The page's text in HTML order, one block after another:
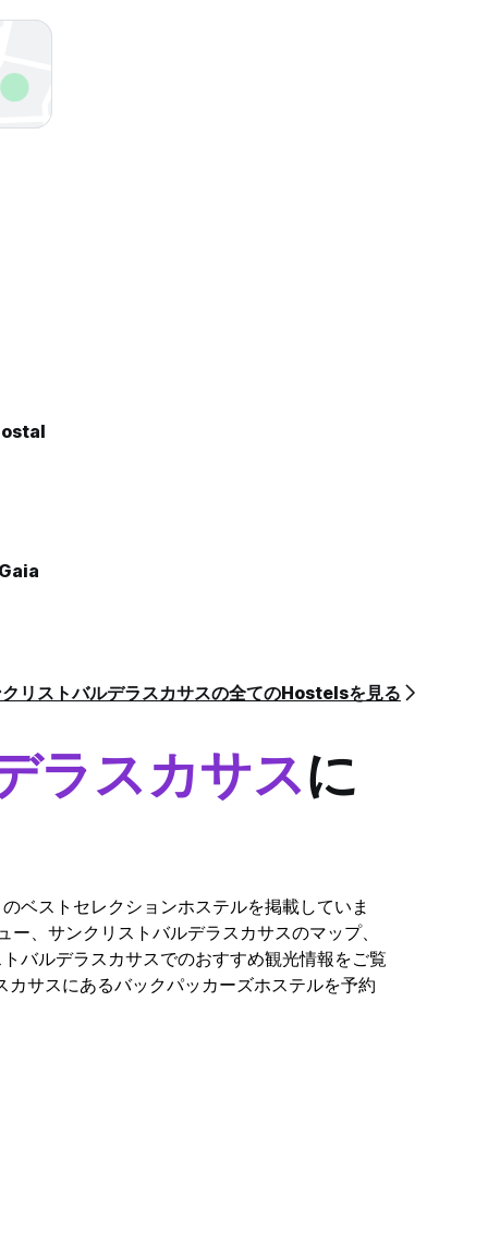
リストバルデラスカサスの全てのHostelsを見る
ラスカサスに
ストセレクションホステルを掲載していま
、サンクリストバルデラスカサスのマップ、
バルデラスカサスでのおすすめ観光情報をご覧
サスにあるバックパッカーズホステルを予約